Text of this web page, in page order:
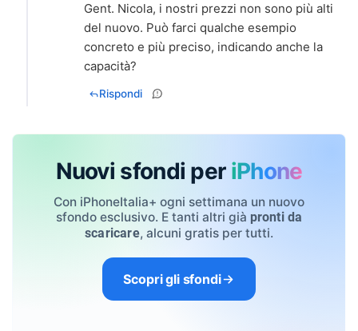
Gent. Nicola, i nostri prezzi non sono più alti
del nuovo. Può farci qualche esempio
concreto e più preciso, indicando anche la
capacità?
Rispondi
Nuovi sfondi per iPhone
Con iPhoneItalia+ ogni settimana un nuovo
sfondo esclusivo. E tanti altri già pronti da
scaricare, alcuni gratis per tutti.
Scopri gli sfondi